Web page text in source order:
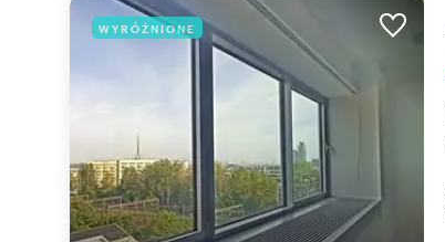
WYRÓŻNIONE